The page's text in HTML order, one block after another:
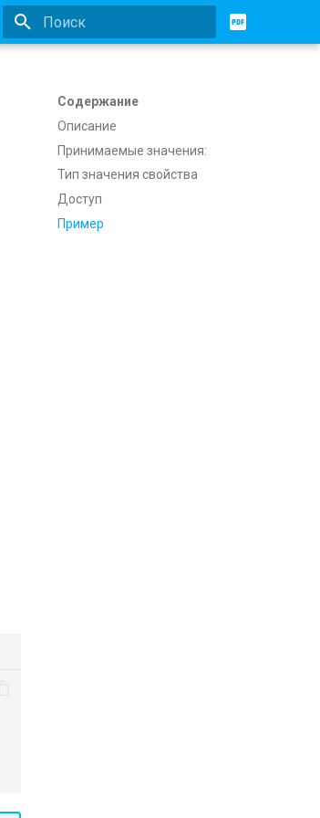
Содержание
Описание
Принимаемые значения:
Тип значения свойства
Доступ
Пример